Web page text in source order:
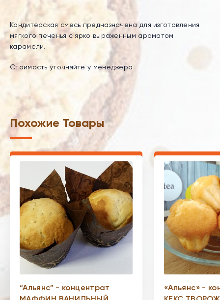
Кондитерская смесь предназначена для изготовления
мягкого печенья с ярко выраженным ароматом
карамели.
Стоимость уточняйте у менеджера
Похожие Товары
“Альянс” - концентрат
«Альянс» -